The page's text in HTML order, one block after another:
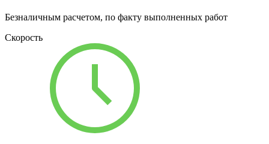
Безналичным расчетом, по факту выполненных работ
Скорость